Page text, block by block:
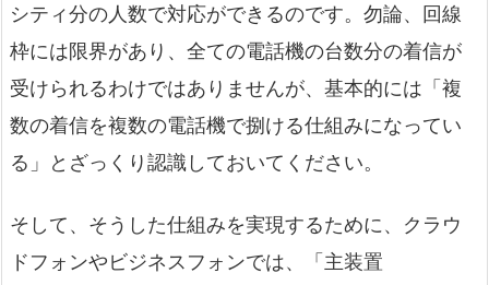
シティ分の人数で対応ができるのです。勿論、回線
枠には限界があり、全ての電話機の台数分の着信が
受けられるわけではありませんが、基本的には「複
数の着信を複数の電話機で捌ける仕組みになってい
る」とざっくり認識しておいてください。
そして、そうした仕組みを実現するために、クラウ
ドフォンやビジネスフォンでは、「主装置